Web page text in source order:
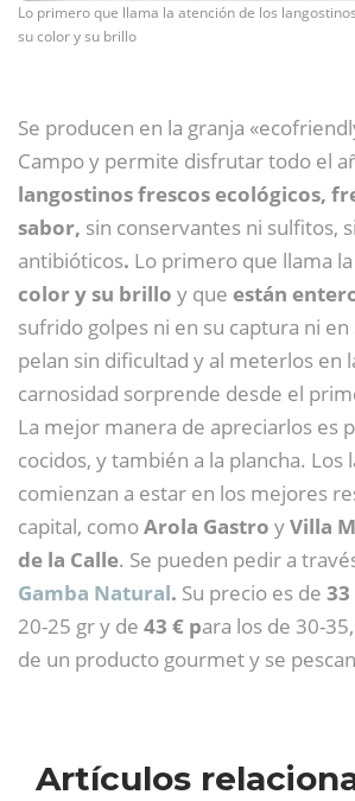
Lo primero que llama la atención de los
su color y su brillo
Se producen en la granja
Campo y permite disfrutar todo el
langostinos frescos ecológicos,
sabor, sin conservantes ni sulfitos,
antibióticos. Lo primero que llama
color y su brillo y que están
sufrido golpes ni en su captura ni en
pelan sin dificultad y al meterlos en
carnosidad sorprende desde el
La mejor manera de apreciarlos es
cocidos, y también a la plancha.
comienzan a estar en los mejores
capital, comoArola Gastro yVilla
de la Calle. Se pueden pedir a
Gamba Natural. Su precio es de
20-25 gr y de 43 € para los de 30-
de un producto gourmet y se
Artículos